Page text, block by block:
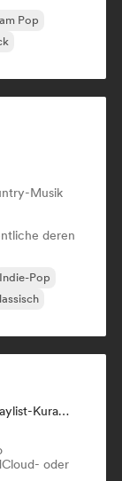
Pop
Musik
deren
Indie-Pop
YouTube/Twitch -Kanal, Label, Playlist-Kurator
oder